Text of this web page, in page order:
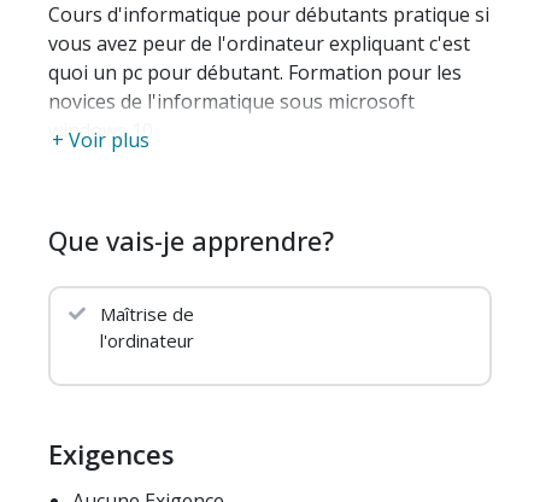
+ Voir plus
Cours d'informatique pour débutants pratique si
vous avez peur de l'ordinateur expliquant c'est
quoi un pc pour débutant. Formation pour les
novices de l'informatique sous microsoft
windows 10.
Que vais-je apprendre?
Maîtrise de
l'ordinateur
Exigences